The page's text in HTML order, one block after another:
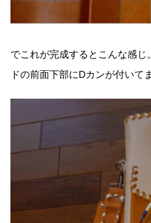
でこれが完成するとこんな感じ。
ドの前面下部にDカンが付いて